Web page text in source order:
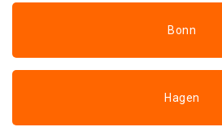
Bonn
Hagen